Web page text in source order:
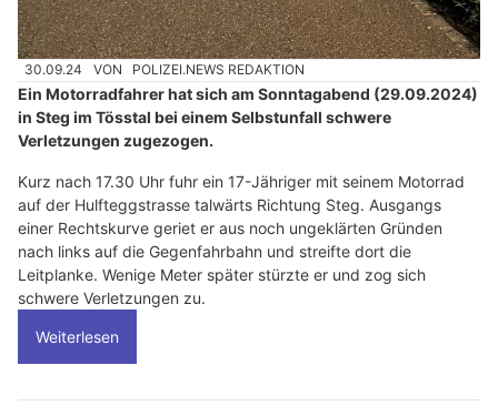
30.09.24 VON POLIZEI.NEWS REDAKTION
Ein Motorradfahrer hat sich am Sonntagabend (29.09.2024)
in Steg im Tösstal bei einem Selbstunfall schwere
Verletzungen zugezogen.
Kurz nach 17.30 Uhr fuhr ein 17-Jähriger mit seinem Motorrad
auf der Hulfteggstrasse talwärts Richtung Steg. Ausgangs
einer Rechtskurve geriet er aus noch ungeklärten Gründen
nach links auf die Gegenfahrbahn und streifte dort die
Leitplanke. Wenige Meter später stürzte er und zog sich
schwere Verletzungen zu.
Weiterlesen